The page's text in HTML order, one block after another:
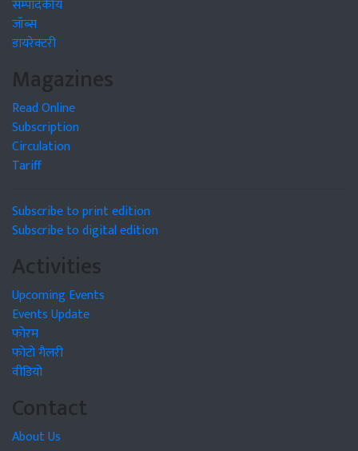
सम्पादकीय
जॉब्स
डायरेक्टरी
Magazines
Read Online
Subscription
Circulation
Tariff
Subscribe to print edition
Subscribe to digital edition
Activities
Upcoming Events
Events Update
फोरम
फोटो गैलरी
वीडियो
Contact
About Us